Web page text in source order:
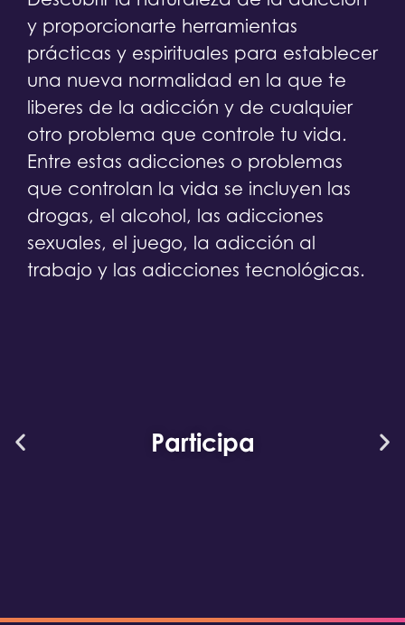
y proporcionarte herramientas
prácticas y espirituales para establecer
una nueva normalidad en la que te
liberes de la adicción y de cualquier
otro problema que controle tu vida.
Entre estas adicciones o problemas
que controlan la vida se incluyen las
drogas, el alcohol, las adicciones
sexuales, el juego, la adicción al
trabajo y las adicciones tecnológicas.
Participa